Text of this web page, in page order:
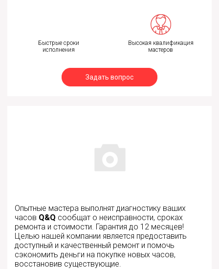
Быстрые сроки
исполнения
Высокая квалификация
мастеров
Задать вопрос
Опытные мастера выполнят диагностику ваших
часов Q&Q сообщат о неисправности, сроках
ремонта и стоимости. Гарантия до 12 месяцев!
Целью нашей компании является предоставить
доступный и качественный ремонт и помочь
сэкономить деньги на покупке новых часов,
восстановив существующие.